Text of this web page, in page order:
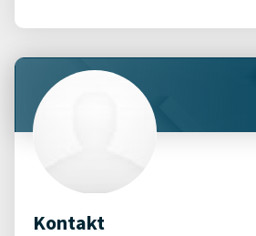
Kontakt